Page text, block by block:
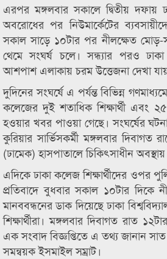
এরপর মঙ্গলবার সকালে দ্বিতীয় দফায়
অবরোধের পর নিউমার্কেটের
সকাল সাড়ে ১০টার পর নীলক্ষেত মোড়-
থেমে সংঘর্ষ চলে। সন্ধ্যার পরও
আশপাশ এলাকায় চরম উত্তেজনা দেখা
দুদিনের সংঘর্ষে এ পর্যন্ত বিভিন্ন
কলেজের দুই শতাধিক শিক্ষার্থী
হওয়ার খবর পাওয়া গেছে। সংঘর্ষের
কুরিয়ার সার্ভিসকর্মী মঙ্গলবার দিবাগত
(ঢামেক) হাসপাতালে চিকিৎসাধীন
এদিকে ঢাকা কলেজ শিক্ষার্থীদের ওপর
প্রতিবাদে বুধবার সকাল ১০টার দিকে
মানববন্ধনের ডাক দিয়েছে ঢাকা
শিক্ষার্থীরা। মঙ্গলবার দিবাগত রাত
এক সংবাদ বিজ্ঞপ্তিতে এ তথ্য জানান
সমন্বয়ক ইসমাইল সম্রাট।